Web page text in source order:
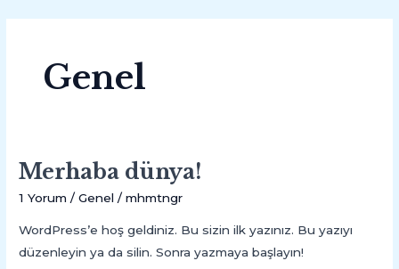
Genel
Merhaba dünya!
1 Yorum /Genel /mhmtngr
WordPress’e hoş geldiniz. Bu sizin ilk yazınız. Bu yazıyı
düzenleyin ya da silin. Sonra yazmaya başlayın!
Merhaba